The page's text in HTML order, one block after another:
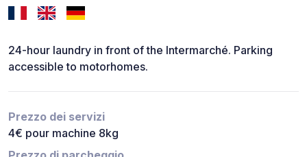
24-hour laundry in front of the Intermarché. Parking
accessible to motorhomes.
Prezzo dei servizi
4€ pour machine 8kg